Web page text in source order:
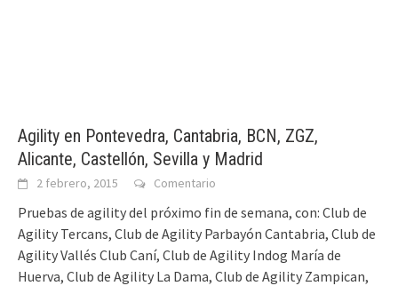
Agility en Pontevedra, Cantabria, BCN, ZGZ,
Alicante, Castellón, Sevilla y Madrid
2 febrero, 2015 Comentario
Pruebas de agility del próximo fin de semana, con: Club de
Agility Tercans, Club de Agility Parbayón Cantabria, Club de
Agility Vallés Club Caní, Club de Agility Indog María de
Huerva, Club de Agility La Dama, Club de Agility Zampican,